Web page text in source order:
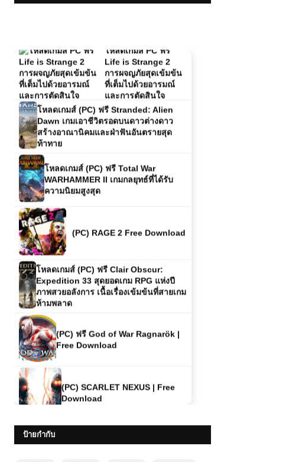
โหลดเกมส์ (PC) ฟรี Stranded: Alien
Dawn เกมเอาชีวิตรอดบนดาวต่างดาว
สร้างอาณานิคมและฝ่าฟันอันตรายสุด
ท้าทาย
โหลดเกมส์ (PC) ฟรี Total War
WARHAMMER II เกมกลยุทธ์ที่ได้รับ
ความนิยมสูงสุด
(PC) RAGE 2 Free Download
โหลดเกมส์ (PC) ฟรี Clair Obscur:
Expedition 33 สุดยอดเกม RPG แห่งปี
ภาพสวยอลังการ เนื้อเรื่องเข้มข้นที่สายเกม
ห้ามพลาด
(PC) ฟรี God of War Ragnarök |
Free Download
(PC) SCARLET NEXUS | Free
Download
(PC) Mortal Kombat Komplete
Edition | Free Download
โหลดเกมส์ (PC) ฟรี Hello Neighbor 2
ป้ายกำกับ